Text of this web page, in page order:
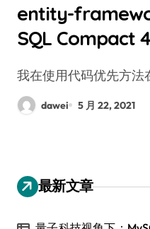
entity-
SQL Compact
我在使用代码优先方
dawei 5 月 22, 2021
最新文章